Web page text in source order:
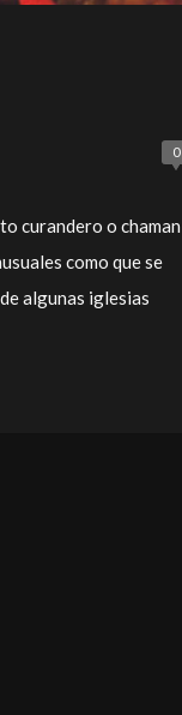
0
curandero o chaman
como que se
algunas iglesias